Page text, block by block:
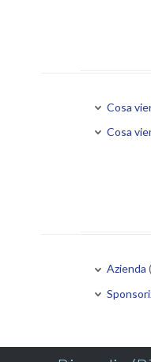
Cosa
Cosa
Azienda